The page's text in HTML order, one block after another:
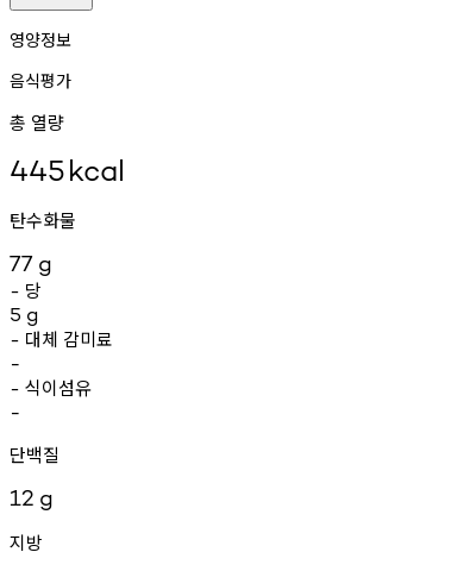
영양정보
음식평가
총 열량
445kcal
탄수화물
77 g
- 당
5 g
- 대체 감미료
-
- 식이섬유
-
단백질
12 g
지방